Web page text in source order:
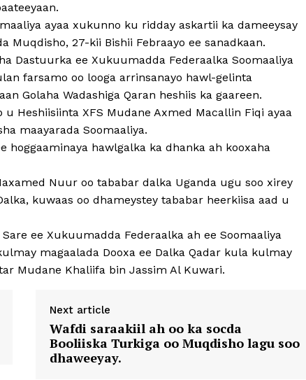
ayaa xukunno ku ridday askartii ka dameeysay
Muqdisho, 27-kii Bishii Febraayo ee sanadkaan.
Dastuurka ee Xukuumadda Federaalka Soomaaliya
farsamo oo looga arrinsanayo hawl-gelinta
Golaha Wadashiga Qaran heshiis ka gaareen.
Heshiisiinta XFS Mudane Axmed Macallin Fiqi ayaa
maayarada Soomaaliya.
hoggaaminaya hawlgalka ka dhanka ah kooxaha
Nuur oo tababar dalka Uganda ugu soo xirey
kuwaas oo dhameystey tababar heerkiisa aad u
ee Xukuumadda Federaalka ah ee Soomaaliya
magaalada Dooxa ee Dalka Qadar kula kulmay
Mudane Khaliifa bin Jassim Al Kuwari.
Next article
Wafdi saraakiil ah oo ka socda
Booliiska Turkiga oo Muqdisho lagu soo
dhaweeyay.